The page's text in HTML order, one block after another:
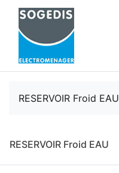
RESERVOIR Froid EAU
RESERVOIR Froid EAU